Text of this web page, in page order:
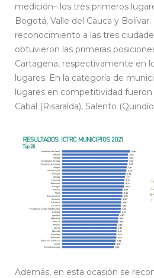
medición– los tres primeros
Bogotá, Valle del Cauca y
reconocimiento a las tres
obtuvieron las primeras
Cartagena, respectivamente en
lugares. En la categoría de
lugares en competitividad fueron
Cabal (Risaralda), Salento
Además, en esta ocasión se